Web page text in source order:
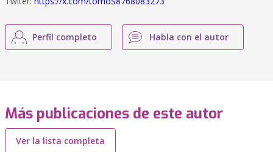
Perfil completo Habla con el autor
Más publicaciones de este autor
Ver la lista completa